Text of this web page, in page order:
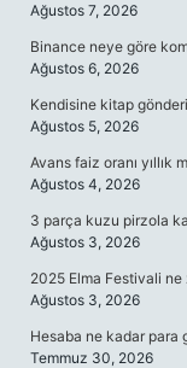
Ağustos 7, 2026
Binance neye göre
Ağustos 6, 2026
Kendisine kitap
Ağustos 5, 2026
Avans faiz oranı yıllık
Ağustos 4, 2026
3 parça kuzu pirzola
Ağustos 3, 2026
2025 Elma Festivali ne
Ağustos 3, 2026
Hesaba ne kadar para
Temmuz 30, 2026